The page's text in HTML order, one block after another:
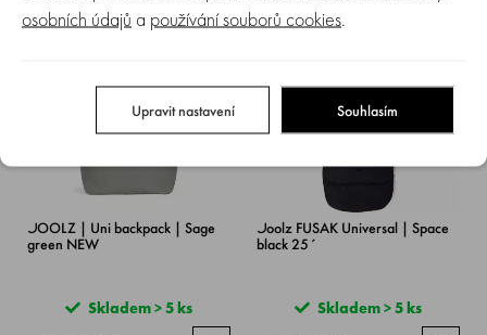
3 049 Kč 3 049 Kč
JOOLZ | Uni backpack | Sage
green NEW
Skladem > 5 ks
Joolz FUSAK Universal | Space
black 25´
Skladem > 5 ks
osobních údajů a používání souborů cookies.
Upravit nastavení Souhlasím